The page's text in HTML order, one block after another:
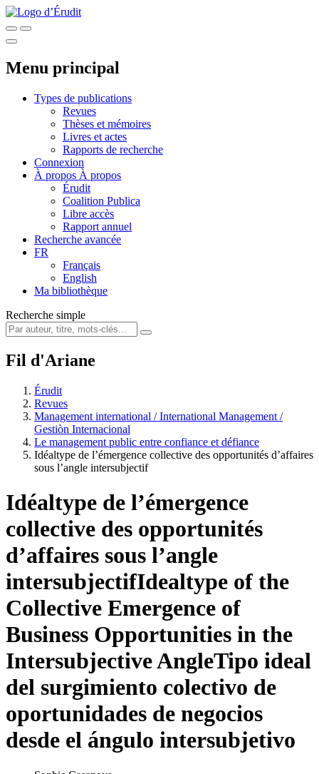
Menu principal
Types de publications
Revues
Thèses et mémoires
Livres et actes
Rapports de recherche
Connexion
À propos À propos
Érudit
Coalition Publica
Libre accès
Rapport annuel
Recherche avancée
FR
Français
English
Ma bibliothèque
Recherche simple
Fil d'Ariane
Érudit
Revues
Management international / International Management /
Gestiòn Internacional
Le management public entre confiance et défiance
Idéaltype de l’émergence collective des opportunités d’affaires
sous l’angle intersubjectif
Idéaltype de l’émergence
collective des opportunités
d’affaires sous l’angle
intersubjectifIdealtype of the
Collective Emergence of
Business Opportunities in the
Intersubjective AngleTipo ideal
del surgimiento colectivo de
oportunidades de negocios
desde el ángulo intersubjetivo